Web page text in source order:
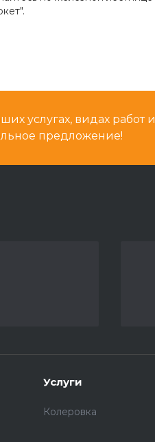
услугах, видах работ
предложение!
Услуги
Колеровка